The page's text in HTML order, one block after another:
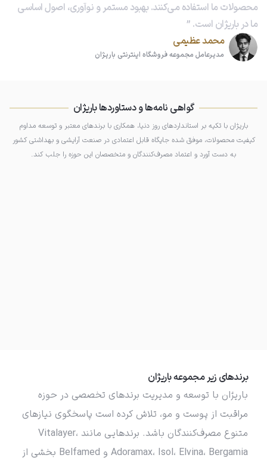
محمد عظیمی
مدیرعامل مجموعه فروشگاه اینترنتی باریژان
محصولات ما استفاده می‌کنند. بهبود مستمر و نوآوری، اصول اساسی
ما در باریژان است.
گواهی نامه‌ها و دستاوردها باریژان
باریژان با تکیه بر استانداردهای روز دنیا، همکاری با برندهای معتبر و توسعه مداوم
کیفیت محصولات، موفق شده جایگاه قابل اعتمادی در صنعت آرایشی و بهداشتی کشور
به دست آورد و اعتماد مصرف‌کنندگان و متخصصان این حوزه را جلب کند.
برندهای زیر مجموعه باریژان
باریژان با توسعه و مدیریت برندهای تخصصی در حوزه
مراقبت از پوست و مو، تلاش کرده است پاسخگوی نیازهای
متنوع مصرف‌کنندگان باشد. برندهایی مانند Vitalayer،
Adoramax، Isol، Elvina، Bergamia و Belfamed بخشی از